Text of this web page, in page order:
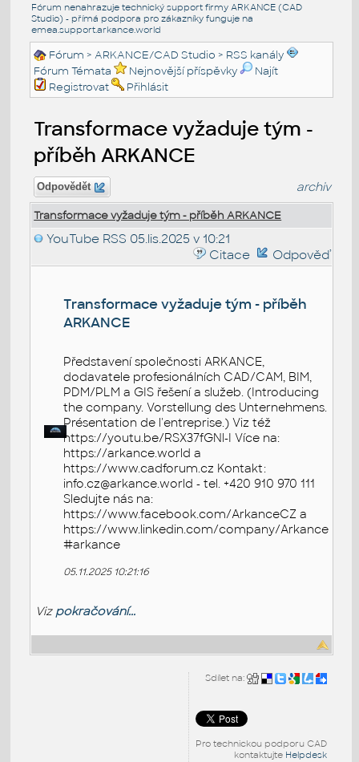
Fórum nenahrazuje technický support firmy ARKANCE (CAD
Studio) - přímá podpora pro zákazníky funguje na
emea.support.arkance.world
Fórum >ARKANCE/CAD Studio > RSS kanály
Fórum Témata
Nejnovější příspěvky
Najít
Registrovat
Přihlásit
Transformace vyžaduje tým -
příběh ARKANCE
Odpovědět archiv
Transformace vyžaduje tým - příběh ARKANCE
YouTube RSS 05.lis.2025 v 10:21
Citace
Odpověď
Transformace vyžaduje tým - příběh
ARKANCE
Představení společnosti ARKANCE,
dodavatele profesionálních CAD/CAM, BIM,
PDM/PLM a GIS řešení a služeb. (Introducing
the company. Vorstellung des Unternehmens.
Présentation de l'entreprise.) Viz též
https://youtu.be/RSX37fGNl-I Více na:
https://arkance.world a
https://www.cadforum.cz Kontakt:
info.cz@arkance.world - tel. +420 910 970 111
Sledujte nás na:
https://www.facebook.com/ArkanceCZ a
https://www.linkedin.com/company/Arkance
#arkance
05.11.2025 10:21:16
Viz pokračování...
Sdílet na:
Pro technickou podporu CAD
kontaktujte Helpdesk